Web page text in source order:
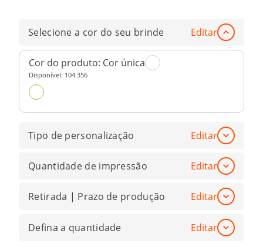
Selecione a cor do seu brinde Editar
Cor do produto: Cor única
Disponível: 104.356
Tipo de personalização Editar
Quantidade de impressão Editar
Retirada | Prazo de produção Editar
Defina a quantidade Editar